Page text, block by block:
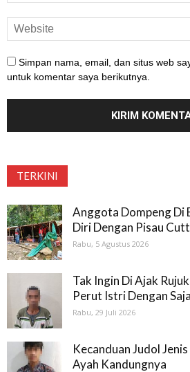
Simpan nama, email, dan situs web
untuk komentar saya berikutnya.
TERKINI
Anggota Dompeng Di
Diri Dengan Pisau
Rabu, 5 Agustus 2026
Tak Ingin Di Ajak
Perut Istri Dengan
Rabu, 29 Juli 2026
Kecanduan Judol
Ayah Kandungnya